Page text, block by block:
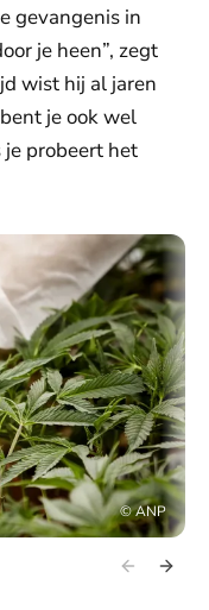
gevangenis in
je heen”, zegt
wist hij al jaren
je ook wel
probeert het
©ANP